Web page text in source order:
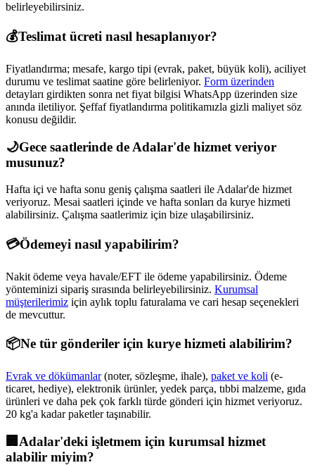
belirleyebilirsiniz.
💰Teslimat ücreti nasıl hesaplanıyor?
Fiyatlandırma; mesafe, kargo tipi (evrak, paket, büyük koli), aciliyet
durumu ve teslimat saatine göre belirleniyor. Form üzerinden
detayları girdikten sonra net fiyat bilgisi WhatsApp üzerinden size
anında iletiliyor. Şeffaf fiyatlandırma politikamızla gizli maliyet söz
konusu değildir.
🌙Gece saatlerinde de Adalar'de hizmet veriyor
musunuz?
Hafta içi ve hafta sonu geniş çalışma saatleri ile Adalar'de hizmet
veriyoruz. Mesai saatleri içinde ve hafta sonları da kurye hizmeti
alabilirsiniz. Çalışma saatlerimiz için bize ulaşabilirsiniz.
💳Ödemeyi nasıl yapabilirim?
Nakit ödeme veya havale/EFT ile ödeme yapabilirsiniz. Ödeme
yönteminizi sipariş sırasında belirleyebilirsiniz. Kurumsal
müşterilerimiz için aylık toplu faturalama ve cari hesap seçenekleri
de mevcuttur.
📦Ne tür gönderiler için kurye hizmeti alabilirim?
Evrak ve dökümanlar(noter, sözleşme, ihale), paket ve koli (e-
ticaret, hediye), elektronik ürünler, yedek parça, tıbbi malzeme, gıda
ürünleri ve daha pek çok farklı türde gönderi için hizmet veriyoruz.
20 kg'a kadar paketler taşınabilir.
🏢 Adalar'deki işletmem için kurumsal hizmet
alabilir miyim?